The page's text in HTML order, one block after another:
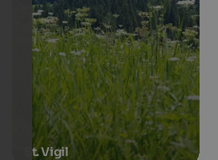
St. Vigil